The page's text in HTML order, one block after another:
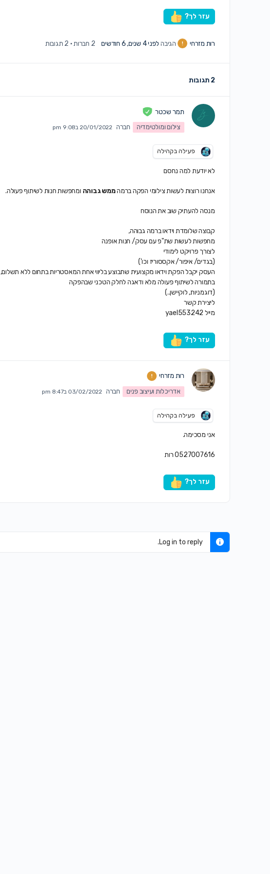
עזר לך?
רות מזרחי הגיבה לפני 4 שנים, 6 חודשים 2 חברות · 2 תגובות
2 תגובות
תמר שכטר
צילום ומולטימדיה
חברה 20/01/2022 ב9:08 pm
פעילה בקהילה
לא יודעת למה נחסם
אנחנו רוצות לעשות צילומי הפקה ברמהממש גבוהה ומחפשות חנות לשיתוף פעולה.
מנסה להעתיק שוב את הנוסח
קבוצה שלומדת וידאו ברמה גבוהה,
מחפשות לעשות שת"פ עם עסק/ חנות אופנה
לצורך פרויקט לימודי
(בגדים/ איפור/ אקססוריז וכו')
העסק יקבל הפקת וידאו מקצועית שתבוצע בליווי אחת המאסטריות בתחום ללא תשלום,
בתמורה לשיתוף פעולה מלא ודאגה לחלק הטכני שבהפקה
(דוגמניות, לוקיישן..)
ליצירת קשר
מייל yael553242‏
עזר לך?
רות מזרחי
אדריכלות ועיצוב פנים
חברה 03/02/2022 ב8:47 pm
פעילה בקהילה
אני מסכימה.
0527007616 רות
עזר לך?
Log in to reply.